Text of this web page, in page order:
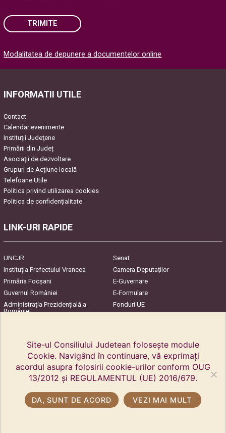
TRIMITE
Please
empty.
Modalitatea de depunere a documentelor online
INFORMATII UTILE
Contact
Calendar evenimente
Instituţii Judeţene
Primării din Județ
Asociaţii de dezvoltare
Grupuri de Acțiune locală
Telefoane Utile
Politica privind utilizarea cookies
Politica de confidențialitate
LINK-URI RAPIDE
UNCJR
Senat
Instituția Prefectului Vrancea
Camera Deputaților
Primăria Focşani
E-Guvernare
Guvernul României
E-Formulare
Administrația Prezidențială a
României
Fonduri UE
Site-ul Consiliului Judetean folosește module
Cookie. Navigând în continuare, vă exprimați
acordul asupra folosirii cookie-urilor conform OUG
13/2012 și REGULAMENTUL (UE) 2016/679.
DA, SUNT DE ACORD VEZI MAI MULT